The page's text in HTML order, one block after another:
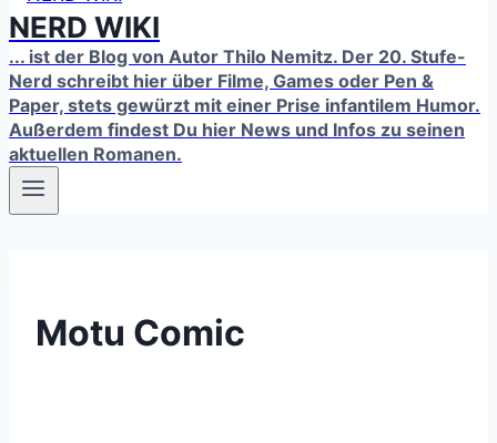
NERD WIKI
... ist der Blog von Autor Thilo Nemitz. Der 20. Stufe-
Nerd schreibt hier über Filme, Games oder Pen &
Paper, stets gewürzt mit einer Prise infantilem Humor.
Außerdem findest Du hier News und Infos zu seinen
aktuellen Romanen.
Motu Comic